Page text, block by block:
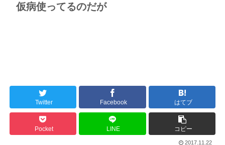
仮病使ってるのだが
Twitter Facebook はてブ
Pocket LINE コピー
2017.11.22